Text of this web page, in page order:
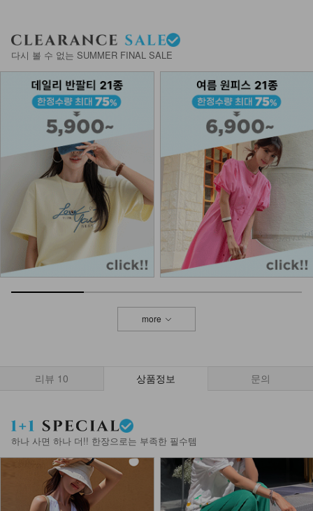
NK43-T-29/구스타 스트라이프 셔츠
34,900 19,900 43%
DM61-P-14/테브 밑단 스냅 데님팬츠
_HR
36,900 32,900
DM61-P-31/유메르 부츠컷 데님팬츠
29,900
NK61-TS-3/버던 스트라이프 셔츠
_HR
32,900
DM61-BG-03/에퓨르 체인 빅 숄더백
_HR
27,900
다시 볼 수 없는 SUMMER FINAL SALE
more
리뷰 10 상품정보 문의
하나 사면 하나 더!! 한장으로는 부족한 필수템